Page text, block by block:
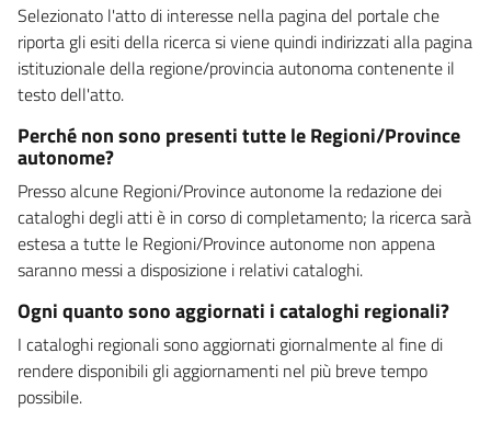
Selezionato l'atto di interesse nella pagina del portale che
riporta gli esiti della ricerca si viene quindi indirizzati alla pagina
istituzionale della regione/provincia autonoma contenente il
testo dell'atto.
Perché non sono presenti tutte le Regioni/Province
autonome?
Presso alcune Regioni/Province autonome la redazione dei
cataloghi degli atti è in corso di completamento; la ricerca sarà
estesa a tutte le Regioni/Province autonome non appena
saranno messi a disposizione i relativi cataloghi.
Ogni quanto sono aggiornati i cataloghi regionali?
I cataloghi regionali sono aggiornati giornalmente al fine di
rendere disponibili gli aggiornamenti nel più breve tempo
possibile.